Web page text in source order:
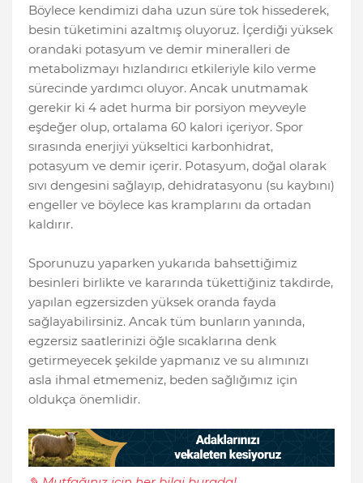
Böylece kendimizi daha uzun süre tok hissederek,
besin tüketimini azaltmış oluyoruz. İçerdiği yüksek
orandaki potasyum ve demir mineralleri de
metabolizmayı hızlandırıcı etkileriyle kilo verme
sürecinde yardımcı oluyor. Ancak unutmamak
gerekir ki 4 adet hurma bir porsiyon meyveyle
eşdeğer olup, ortalama 60 kalori içeriyor. Spor
sırasında enerjiyi yükseltici karbonhidrat,
potasyum ve demir içerir. Potasyum, doğal olarak
sıvı dengesini sağlayıp, dehidratasyonu (su kaybını)
engeller ve böylece kas kramplarını da ortadan
kaldırır.
Sporunuzu yaparken yukarıda bahsettiğimiz
besinleri birlikte ve kararında tükettiğiniz takdirde,
yapılan egzersizden yüksek oranda fayda
sağlayabilirsiniz. Ancak tüm bunların yanında,
egzersiz saatlerinizi öğle sıcaklarına denk
getirmeyecek şekilde yapmanız ve su alımınızı
asla ihmal etmemeniz, beden sağlığımız için
oldukça önemlidir.